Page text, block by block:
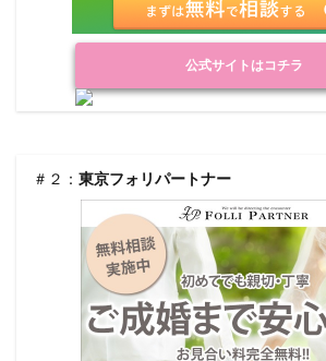
公式サイトはコチラ
＃２： 東京フォリパートナー